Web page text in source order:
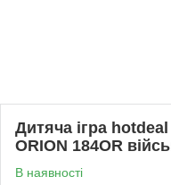
Дитяча ігра
ORION 184OR
В наявності